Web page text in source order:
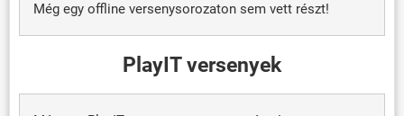
Még egy offline versenysorozaton sem vett részt!
PlayIT versenyek